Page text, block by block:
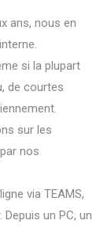
ans, nous en
si la plupart
de courtes
sur les
nos
via TEAMS,
un PC, un